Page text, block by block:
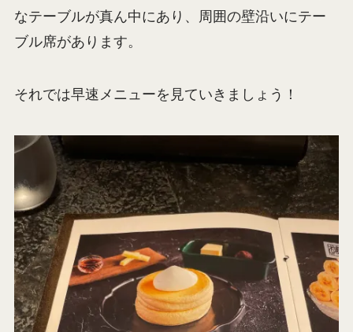
なテーブルが真ん中にあり、周囲の壁沿いにテー
ブル席があります。
それでは早速メニューを見ていきましょう！